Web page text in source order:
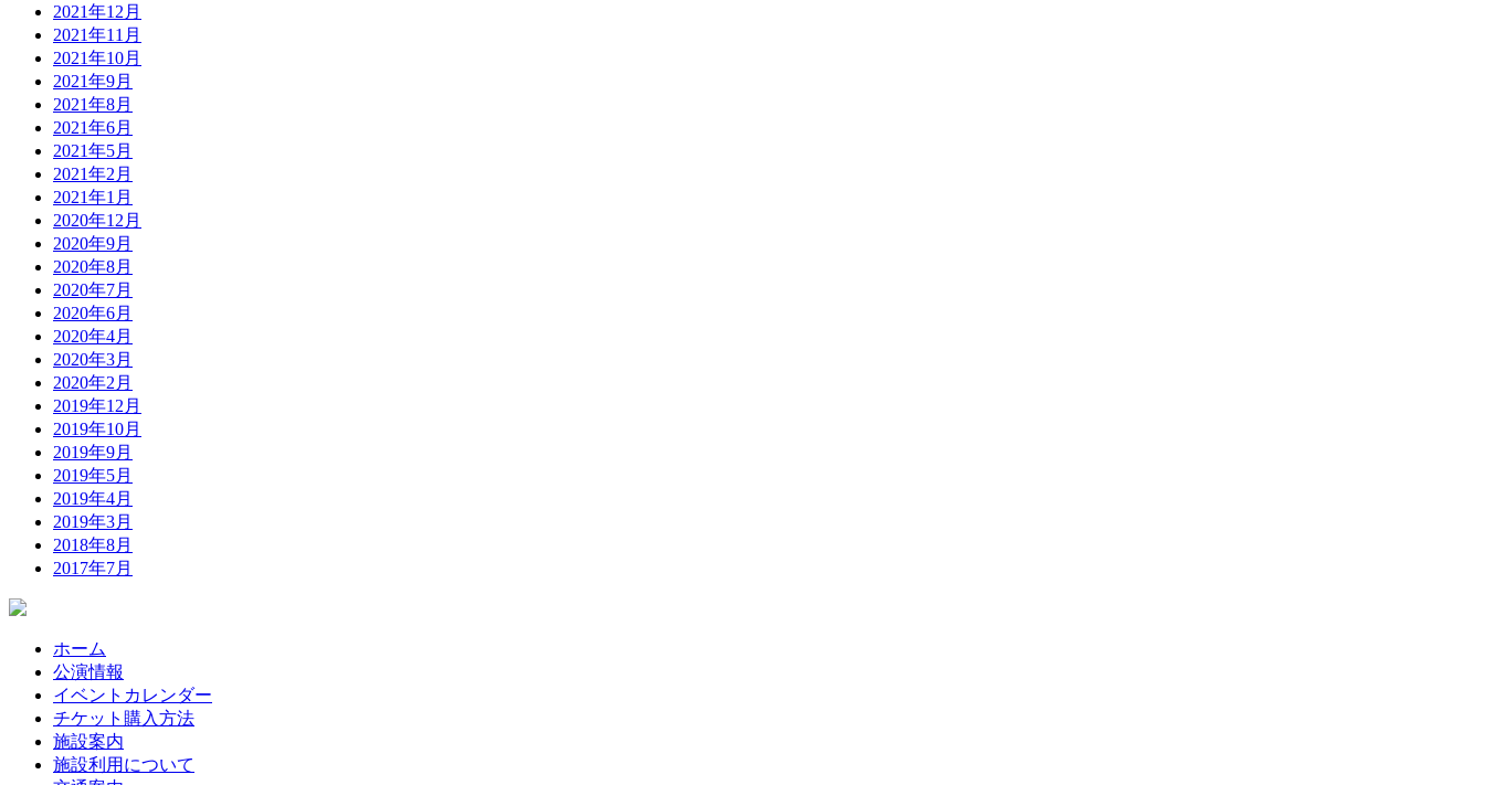
2021年12月
2021年11月
2021年10月
2021年9月
2021年8月
2021年6月
2021年5月
2021年2月
2021年1月
2020年12月
2020年9月
2020年8月
2020年7月
2020年6月
2020年4月
2020年3月
2020年2月
2019年12月
2019年10月
2019年9月
2019年5月
2019年4月
2019年3月
2018年8月
2017年7月
ホーム
公演情報
イベントカレンダー
チケット購入方法
施設案内
施設利用について